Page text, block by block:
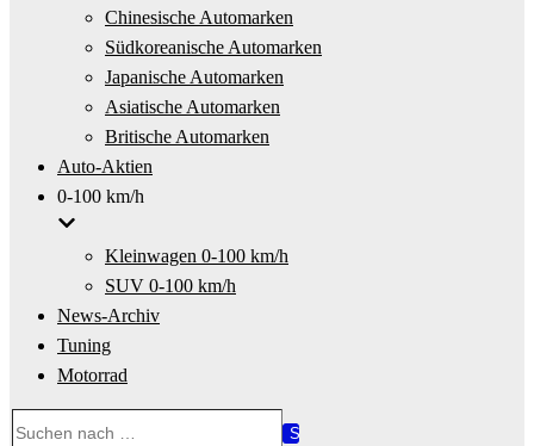
Chinesische Automarken
Südkoreanische Automarken
Japanische Automarken
Asiatische Automarken
Britische Automarken
Auto-Aktien
0-100 km/h
Kleinwagen 0-100 km/h
SUV 0-100 km/h
News-Archiv
Tuning
Motorrad
nach …